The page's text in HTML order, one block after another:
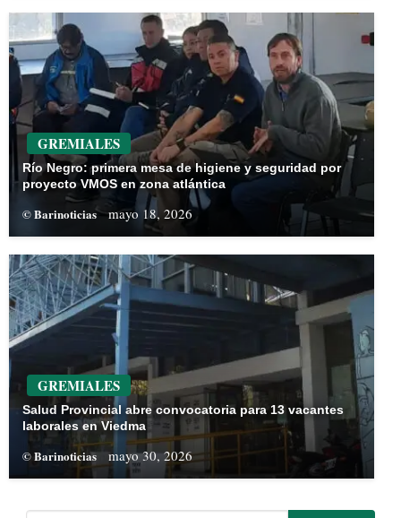
GREMIALES
Río Negro: primera mesa de higiene y seguridad por
proyecto VMOS en zona atlántica
© Barinoticias mayo 18, 2026
GREMIALES
Salud Provincial abre convocatoria para 13 vacantes
laborales en Viedma
© Barinoticias mayo 30, 2026